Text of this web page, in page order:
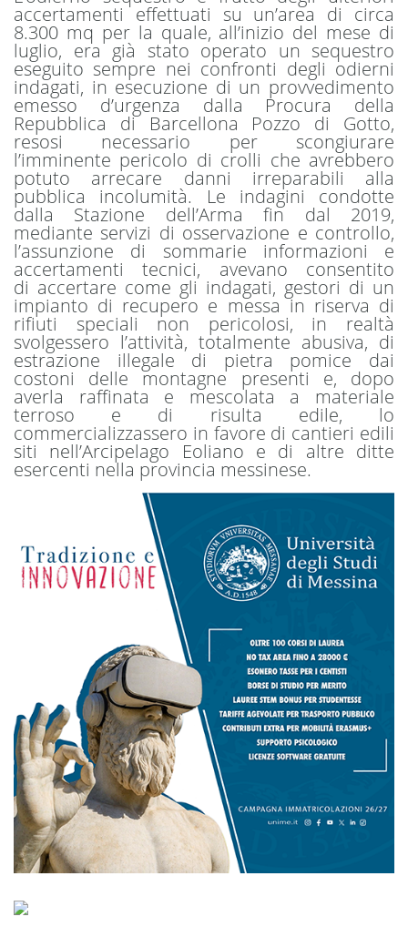
accertamenti effettuati su un’area di circa
8.300 mq per la quale, all’inizio del mese di
luglio, era già stato operato un sequestro
eseguito sempre nei confronti degli odierni
indagati, in esecuzione di un provvedimento
emesso d’urgenza dalla Procura della
Repubblica di Barcellona Pozzo di Gotto,
resosi necessario per scongiurare
l’imminente pericolo di crolli che avrebbero
potuto arrecare danni irreparabili alla
pubblica incolumità. Le indagini condotte
dalla Stazione dell’Arma fin dal 2019,
mediante servizi di osservazione e controllo,
l’assunzione di sommarie informazioni e
accertamenti tecnici, avevano consentito
di accertare come gli indagati, gestori di un
impianto di recupero e messa in riserva di
rifiuti speciali non pericolosi, in realtà
svolgessero l’attività, totalmente abusiva, di
estrazione illegale di pietra pomice dai
costoni delle montagne presenti e, dopo
averla raffinata e mescolata a materiale
terroso e di risulta edile, lo
commercializzassero in favore di cantieri edili
siti nell’Arcipelago Eoliano e di altre ditte
esercenti nella provincia messinese.